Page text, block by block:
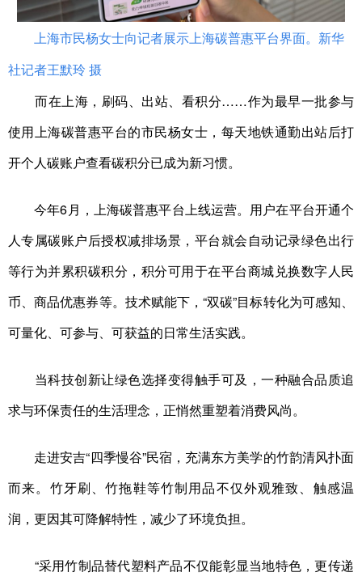
上海市民杨女士向记者展示上海碳普惠平台界面。新华
社记者王默玲 摄
而在上海，刷码、出站、看积分……作为最早一批参与
使用上海碳普惠平台的市民杨女士，每天地铁通勤出站后打
开个人碳账户查看碳积分已成为新习惯。
今年6月，上海碳普惠平台上线运营。用户在平台开通个
人专属碳账户后授权减排场景，平台就会自动记录绿色出行
等行为并累积碳积分，积分可用于在平台商城兑换数字人民
币、商品优惠券等。技术赋能下，“双碳”目标转化为可感知、
可量化、可参与、可获益的日常生活实践。
当科技创新让绿色选择变得触手可及，一种融合品质追
求与环保责任的生活理念，正悄然重塑着消费风尚。
走进安吉“四季慢谷”民宿，充满东方美学的竹韵清风扑面
而来。竹牙刷、竹拖鞋等竹制用品不仅外观雅致、触感温
润，更因其可降解特性，减少了环境负担。
“采用竹制品替代塑料产品不仅能彰显当地特色，更传递